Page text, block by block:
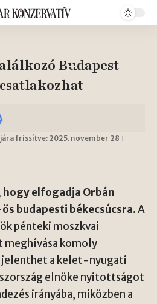
Budapest
frissítve: 2025. november 28
elfogadja Orbán
budapesti békecsúcsra.A
pénteki moszkvai
meghívása komoly
a kelet-nyugati
elnöke nyitottságot
irányába, miközben a